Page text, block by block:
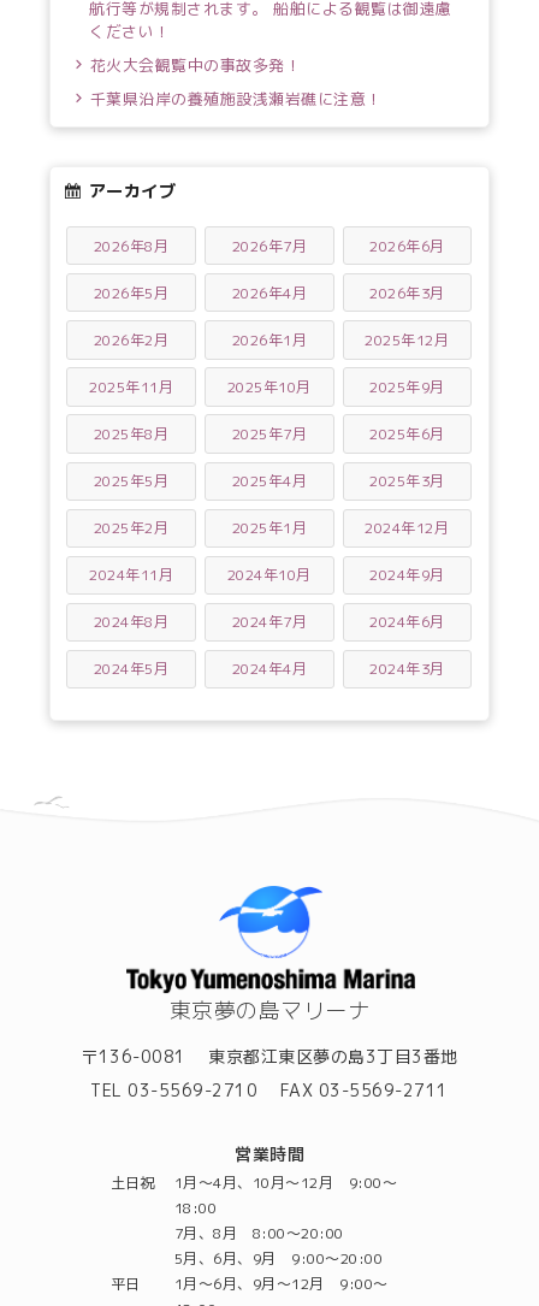
航行等が規制されます。 船舶による観覧は御遠慮
ください！
花火大会観覧中の事故多発！
千葉県沿岸の養殖施設浅瀬岩礁に注意！
アーカイブ
2026年8月 2026年7月 2026年6月
2026年5月 2026年4月 2026年3月
2026年2月 2026年1月 2025年12月
2025年11月 2025年10月 2025年9月
2025年8月 2025年7月 2025年6月
2025年5月 2025年4月 2025年3月
2025年2月 2025年1月 2024年12月
2024年11月 2024年10月 2024年9月
2024年8月 2024年7月 2024年6月
2024年5月 2024年4月 2024年3月
東京夢の島マリーナ
〒136-0081
東京都江東区夢の島3丁目3番地
TEL 03-5569-2710
FAX 03-5569-2711
営業時間
土日祝
1月～4月、10月～12月 9:00～
18:00
7月、8月 8:00～20:00
5月、6月、9月 9:00～20:00
平日
1月～6月、9月～12月 9:00～